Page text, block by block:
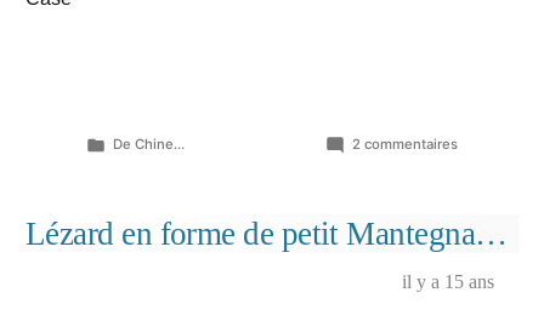
Publié
De Chine... 2 commentairessur
(case
9ème
Lézard en forme de petit Mantegna…
il y a 15 ans